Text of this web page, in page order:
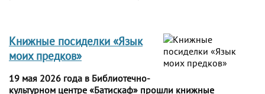
Книжные посиделки «Язык
моих предков»
19 мая 2026 года в Библиотечно-
культурном центре «Батискаф» прошли книжные